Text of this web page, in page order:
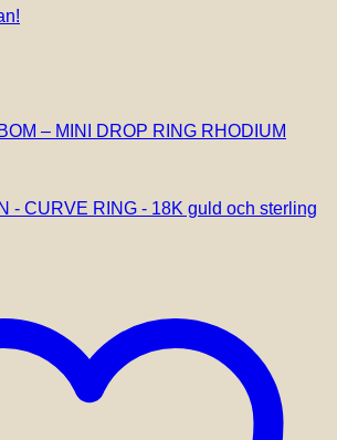
– MINI DROP RING RHODIUM